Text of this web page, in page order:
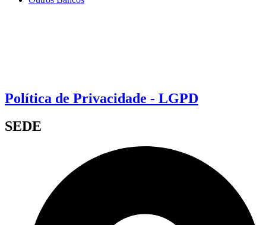
Política de Privacidade - LGPD
SEDE